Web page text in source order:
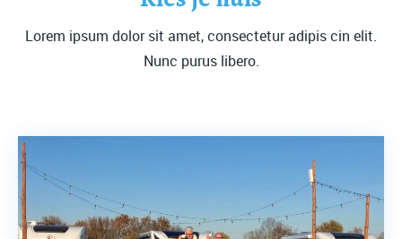
Lorem ipsum dolor sit amet, consectetur adipis cin elit.
Nunc purus libero.